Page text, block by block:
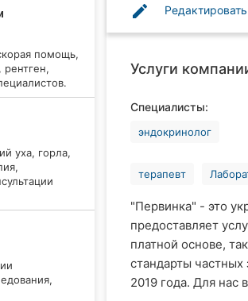
помощь,
уха, горла,
edit
Услуги
Специалисты:
эндокринолог
терапевт
"Первинка" - это
предоставляет
платной основе,
стандарты
2019 года. Для нас